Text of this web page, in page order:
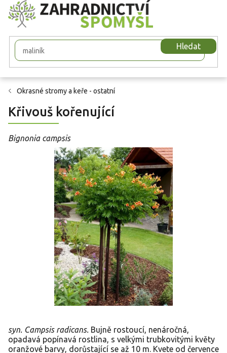
Přejít
na
obsah
Hledat
Okrasné stromy a keře - ostatní
Křivouš kořenující
Bignonia campsis
syn. Campsis radicans. Bujně rostoucí, nenáročná,
opadavá popínavá rostlina, s velkými trubkovitými květy
oranžové barvy, dorůstající se až 10 m. Kvete od července